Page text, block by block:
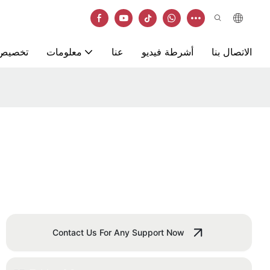
معلومات عنا أشرطة فيديو الاتصال بنا
Contact Us For Any Support Now